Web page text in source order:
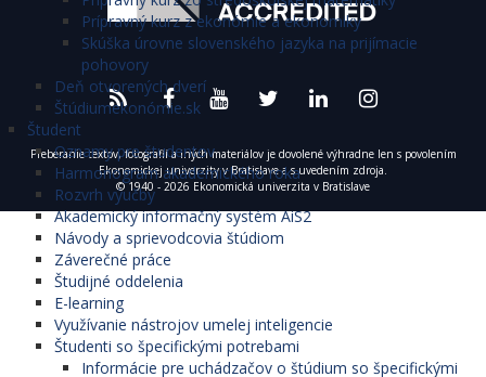
Prípravný kurz z ekonómie a ekonomiky
Skúška úrovne slovenského jazyka na prijímacie
pohovory
Deň otvorených dverí
Štúdiumekonómie.sk
Študent
Oznamy pre študentov
Harmonogram akademického roka
Rozvrh výučby
Akademický informačný systém AiS2
Návody a sprievodcovia štúdiom
Záverečné práce
Študijné oddelenia
E-learning
Využívanie nástrojov umelej inteligencie
Študenti so špecifickými potrebami
Informácie pre uchádzačov o štúdium so špecifickými
Preberanie textov, fotografií a iných materiálov je dovolené výhradne len s povolením
Ekonomickej univerzity v Bratislave a s uvedením zdroja.
© 1940 - 2026 Ekonomická univerzita v Bratislave